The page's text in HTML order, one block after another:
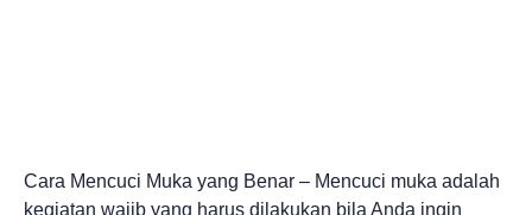
Cara Mencuci Muka yang Benar – Mencuci muka adalah
kegiatan wajib yang harus dilakukan bila Anda ingin